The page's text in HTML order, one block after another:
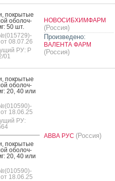
пок­ры­тые
обо­лоч­
50 шт.
08.07.26
РУ: Р
01
НОВОСИБХИМФАРМ
(Россия)
Произведено:
ВАЛЕНТА ФАРМ
(Россия)
пок­ры­тые
обо­лоч­
20, 40 или
18.06.25
РУ:
пок­ры­тые
обо­лоч­
20, 40 или
18.06.25
АВВА РУС (Россия)